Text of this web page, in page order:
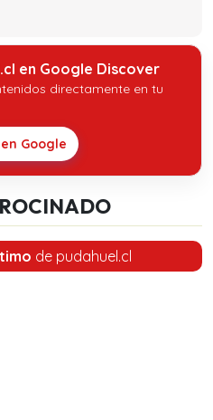
en Google Discover
directamente en tu
Google
de pudahuel.cl